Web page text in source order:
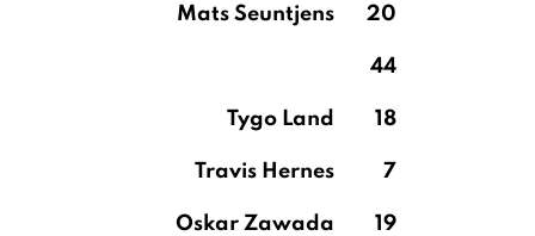
Mats Seuntjens 20
44
Tygo Land 18
Travis Hernes 7
Oskar Zawada 19